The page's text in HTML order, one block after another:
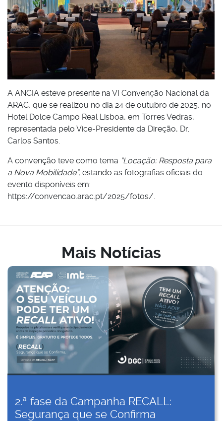
A ANCIA esteve presente na VI Convenção Nacional da
ARAC, que se realizou no dia 24 de outubro de 2025, no
Hotel Dolce Campo Real Lisboa, em Torres Vedras,
representada pelo Vice-Presidente da Direção, Dr.
Carlos Santos.
A convenção teve como tema “Locação: Resposta para
a Nova Mobilidade”, estando as fotografias oficiais do
evento disponíveis em:
https://convencao.arac.pt/2025/fotos/.
Mais Notícias
2.ª fase da Campanha RECALL:
Segurança que se Confirma